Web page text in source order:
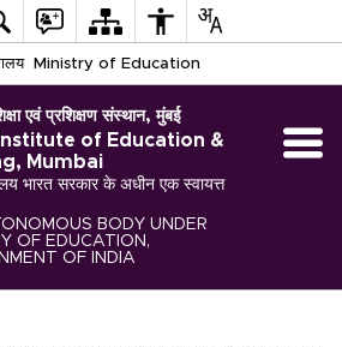
Ministry of Education
एवं प्रशिक्षण संस्थान, मुंबई
of Education &
Mumbai
भारत सरकार के अधीन एक स्वायत्त
BODY UNDER
OF EDUCATION,
OF INDIA